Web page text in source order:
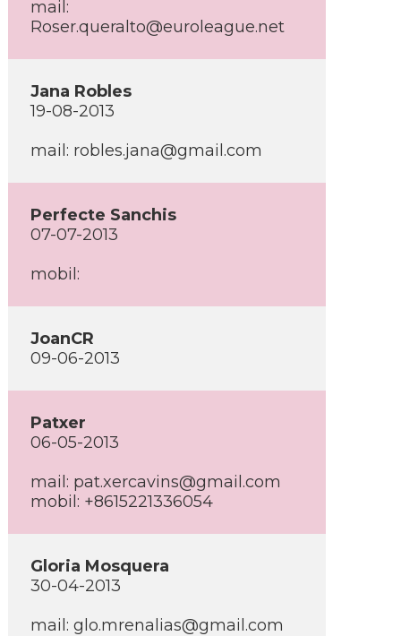
mail:
Roser.queralto@euroleague.net
Jana Robles
19-08-2013
mail: robles.jana@gmail.com
Perfecte Sanchis
07-07-2013
mobil:
JoanCR
09-06-2013
Patxer
06-05-2013
mail: pat.xercavins@gmail.com
mobil: +8615221336054
Gloria Mosquera
30-04-2013
mail: glo.mrenalias@gmail.com